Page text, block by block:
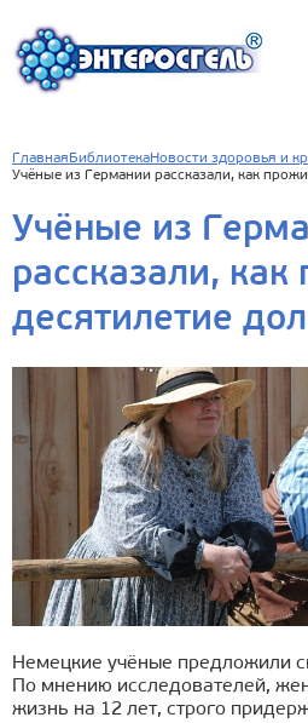
Главная БиблиотекаНовости здоровья и
Учёные из Германии рассказали, как
Учёные из
рассказали, как
десятилетие
Немецкие учёные предложили
По мнению исследователей,
жизнь на 12 лет, строго